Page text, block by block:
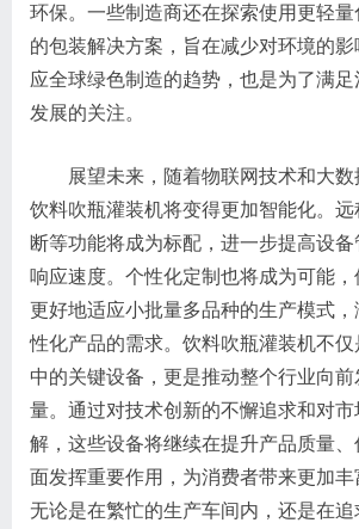
环保。一些制造商还在探索使用更轻
的包装解决方案，旨在减少对环境的
应全球绿色制造的趋势，也是为了满
发展的关注。
展望未来，随着物联网技术和大数
饮料吹瓶灌装机将变得更加智能化。
断等功能将成为标配，进一步提高设
响应速度。个性化定制也将成为可能
更好地适应小批量多品种的生产模式
性化产品的需求。饮料吹瓶灌装机不
中的关键设备，更是推动整个行业向前
量。通过对技术创新的不懈追求和对
解，这些设备将继续在提升产品质量
面发挥重要作用，为消费者带来更加丰
无论是在繁忙的生产车间内，还是在